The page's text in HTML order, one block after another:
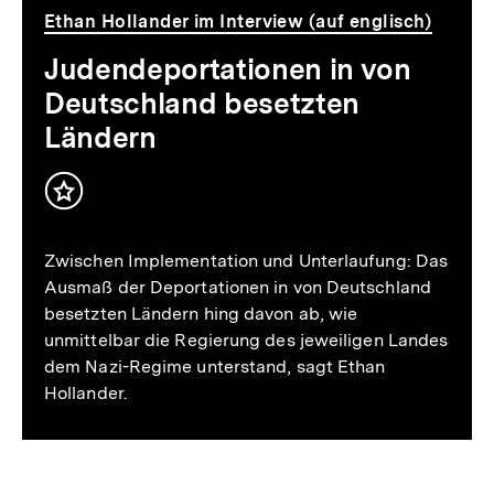
Ethan Hollander im Interview (auf englisch)
Judendeportationen in von
Deutschland besetzten
Ländern
Inhalt
Zwischen Implementation und Unterlaufung: Das
Ausmaß der Deportationen in von Deutschland
besetzten Ländern hing davon ab, wie
unmittelbar die Regierung des jeweiligen Landes
dem Nazi-Regime unterstand, sagt Ethan
Hollander.